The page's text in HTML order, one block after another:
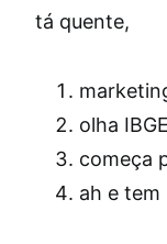
tá quente,
olha
começa
ah e